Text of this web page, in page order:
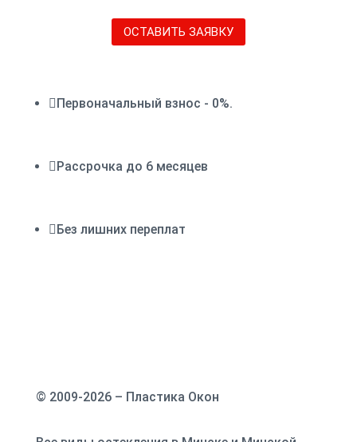
ОСТАВИТЬ ЗАЯВКУ
Первоначальный взнос - 0%.
Рассрочка до 6 месяцев
Без лишних переплат
© 2009-2026 – Пластика Окон